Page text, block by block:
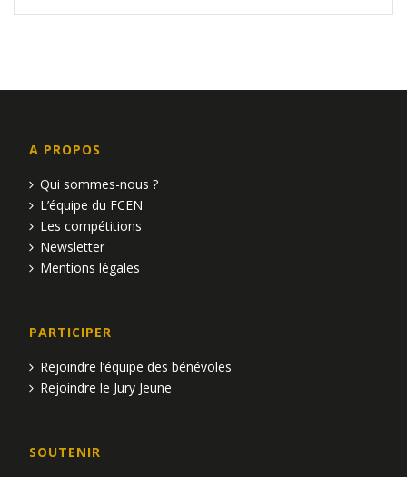
A PROPOS
Qui sommes-nous ?
L’équipe du FCEN
Les compétitions
Newsletter
Mentions légales
PARTICIPER
Rejoindre l’équipe des bénévoles
Rejoindre le Jury Jeune
SOUTENIR